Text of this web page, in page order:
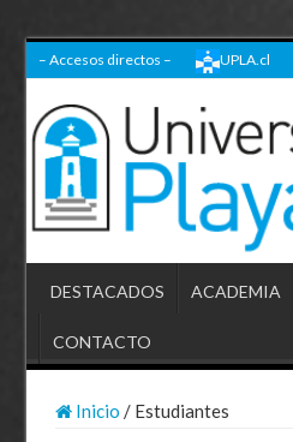
– Accesos directos – UPLA.cl
DESTACADOS ACADEMIA
CONTACTO
Inicio / Estudiantes